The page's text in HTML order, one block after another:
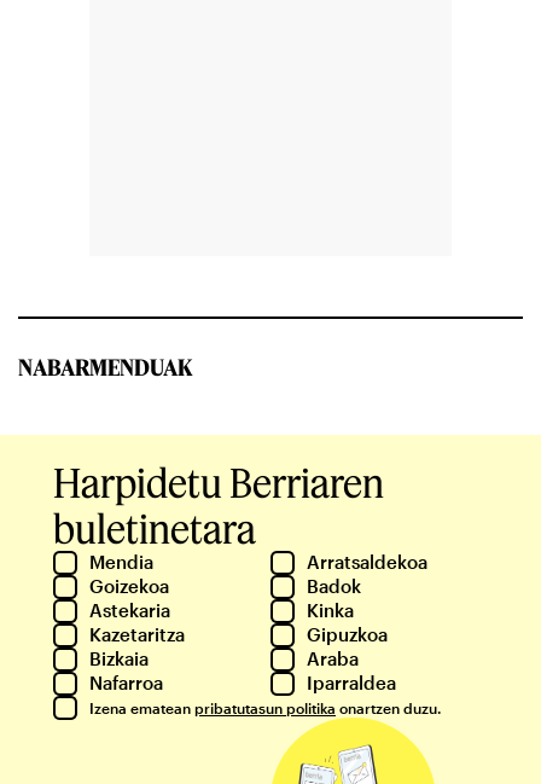
NABARMENDUAK
Harpidetu Berriaren
buletinetara
Mendia
Arratsaldekoa
Goizekoa
Badok
Astekaria
Kinka
Kazetaritza
Gipuzkoa
Bizkaia
Araba
Nafarroa
Iparraldea
Izena ematean pribatutasun politika onartzen duzu.